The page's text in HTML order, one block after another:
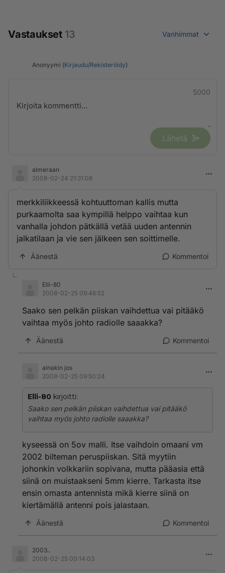
Vastaukset 13 Vanhimmat
Anonyymi (Kirjaudu/Rekisteröidy)
5000
Lähetä
almeraan
2008-02-24 21:31:08
merkkiliikkeessä kohtuuttoman kallis mutta
purkaamolta saa kympillä helppo vaihtaa kun
vanhalla johdon pätkällä vetää uuden antennin
jalkatilaan ja vie sen jälkeen sen soittimelle.
Äänestä Kommentoi
Elli-80
2008-02-25 09:46:52
Saako sen pelkän piiskan vaihdettua vai pitääkö
vaihtaa myös johto radiolle saaakka?
Äänestä Kommentoi
ainakin jos
2008-02-25 09:50:24
Elli-80 kirjoitti:
Saako sen pelkän piiskan vaihdettua vai pitääkö
vaihtaa myös johto radiolle saaakka?
kyseessä on 5ov malli. Itse vaihdoin omaani vm
2002 bilteman peruspiiskan. Sitä myytiin
johonkin volkkariin sopivana, mutta pääasia että
siinä on muistaakseni 5mm kierre. Tarkasta itse
ensin omasta antennista mikä kierre siinä on
kiertämällä antenni pois jalastaan.
Äänestä Kommentoi
2003..
2008-02-25 00:14:03